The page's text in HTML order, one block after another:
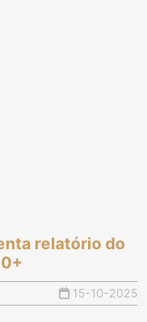
relatório do
15-10-2025